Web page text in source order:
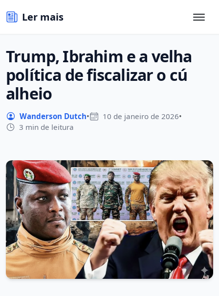
Ler mais
Trump, Ibrahim e a velha
política de fiscalizar o cú
alheio
Wanderson Dutch• 10 de janeiro de 2026•
3 min de leitura